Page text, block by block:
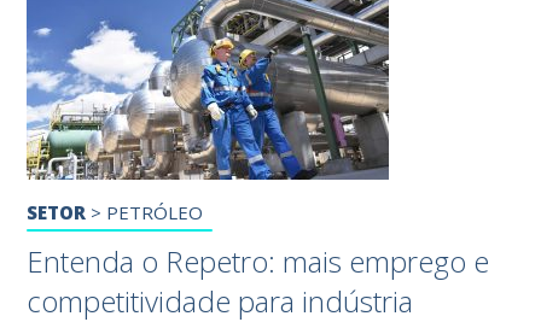
SETOR > PETRÓLEO
Entenda o Repetro: mais emprego e
competitividade para indústria